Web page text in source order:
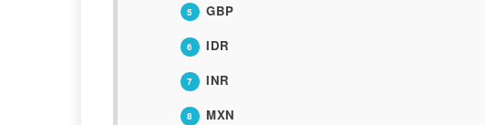
5 GBP
6 IDR
7 INR
8 MXN